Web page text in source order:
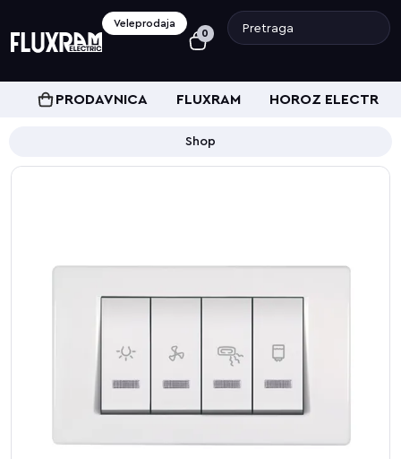
Veleprodaja
0
PRODAVNICA FLUXRAM HOROZ ELECTRIC
Shop